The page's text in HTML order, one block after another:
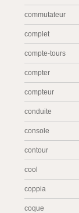
commutateur
complet
compte-tours
compter
compteur
conduite
console
contour
cool
coppia
coque